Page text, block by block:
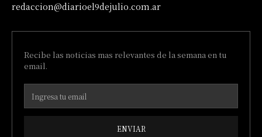
redaccion@diarioel9dejulio.com.ar
Recibe las noticias mas relevantes de la semana en tu
email.
ENVIAR